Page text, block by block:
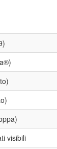
visibili